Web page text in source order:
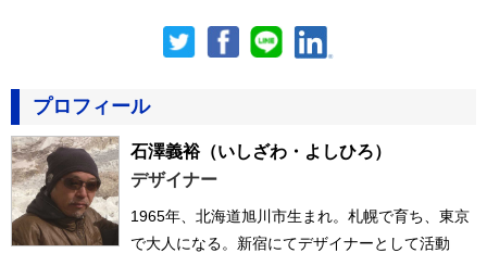
プロフィール
石澤義裕（いしざわ・よしひろ）
デザイナー
1965年、北海道旭川市生まれ。札幌で育ち、東京
で大人になる。新宿にてデザイナーとして活動